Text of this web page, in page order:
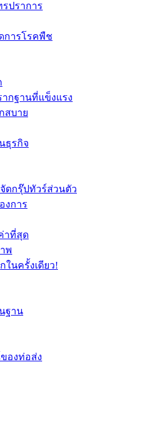
ปราการ
การโรคพืช
กฐานที่แข็งแรง
สบาย
ธุรกิจ
ดกรุ๊ปทัวร์ส่วนตัว
งการ
าที่สุด
พ
นครั้งเดียว!
ฐาน
องท่อส่ง